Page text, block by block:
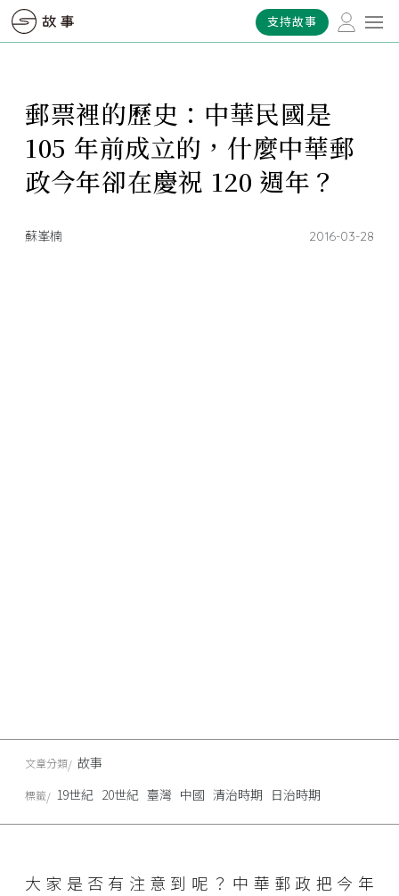
支持故事
郵票裡的歷史：中華民國是
105 年前成立的，什麼中華郵
政今年卻在慶祝 120 週年？
蘇峯楠 2016-03-28
大家是否有注意到呢？中華郵政把今年
文章分類 故事
標籤 19世紀 20世紀 臺灣 中國 清治時期 日治時期